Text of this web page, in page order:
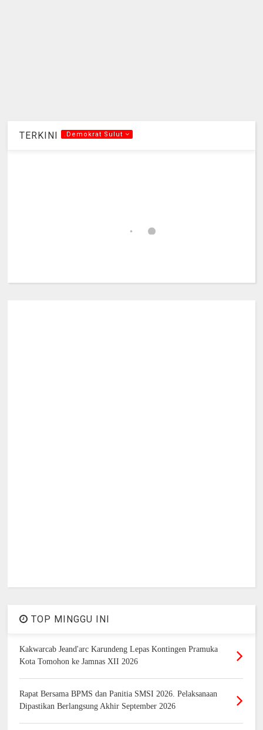
TERKINI .Demokrat Sulut
TOP MINGGU INI
Kakwarcab Jeand'arc Karundeng Lepas Kontingen Pramuka
Kota Tomohon ke Jamnas XII 2026
Rapat Bersama BPMS dan Panitia SMSI 2026. Pelaksanaan
Dipastikan Berlangsung Akhir September 2026